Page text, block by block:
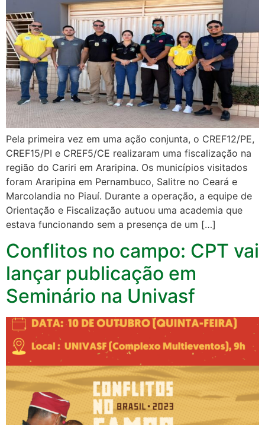
Pela primeira vez em uma ação conjunta, o CREF12/PE,
CREF15/PI e CREF5/CE realizaram uma fiscalização na
região do Cariri em Araripina. Os municípios visitados
foram Araripina em Pernambuco, Salitre no Ceará e
Marcolandia no Piauí. Durante a operação, a equipe de
Orientação e Fiscalização autuou uma academia que
estava funcionando sem a presença de um […]
Conflitos no campo: CPT vai
lançar publicação em
Seminário na Univasf